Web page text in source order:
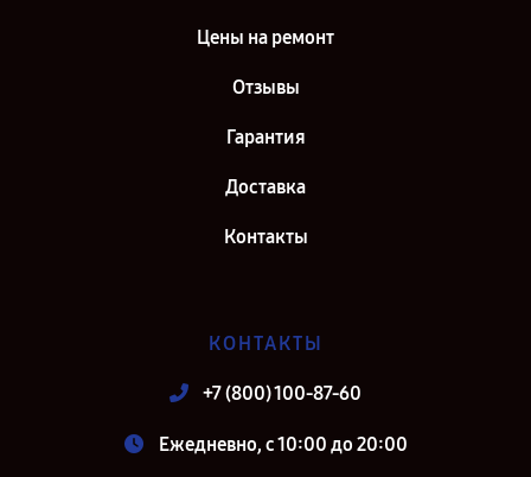
Цены на ремонт
Отзывы
Гарантия
Доставка
Контакты
КОНТАКТЫ
+7 (800) 100-87-60
Ежедневно, с 10:00 до 20:00